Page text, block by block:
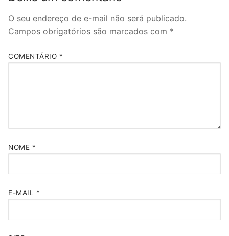
O seu endereço de e-mail não será publicado.
Campos obrigatórios são marcados com *
COMENTÁRIO *
NOME *
E-MAIL *